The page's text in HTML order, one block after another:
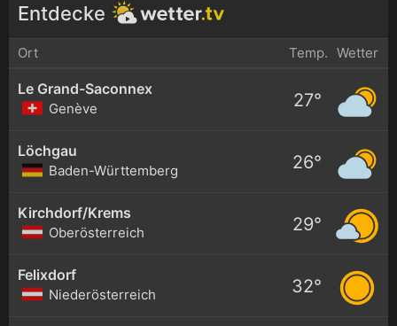
Entdecke
Ort Temp. Wetter
Le Grand-Saconnex
Genève 27°
Löchgau
Baden-Württemberg 26°
Kirchdorf/Krems
Oberösterreich 29°
Felixdorf
Niederösterreich 32°